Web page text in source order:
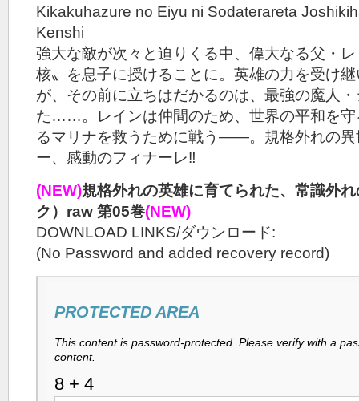
Kikakuhazure no Eiyu ni Sodaterareta
Kenshi
強大な敵が次々と迫りくる中、偉大なる父・
核〟を息子に授けることに。英雄の力を受け
が、その前に立ちはだかるのは、最強の魔人
た……。レインは仲間のため、世界の平和を守
るマリナを救うために戦う――。規格外れの異
ー、感動のフィナーレ‼
(NEW)規格外れの英雄に育てられた、常識外
ク）raw 第05巻(NEW)
DOWNLOAD LINKS/ダウンロード:
(No Password and added recovery record)
PROTECTED AREA
This content is password-protected. Please verify with a
content.